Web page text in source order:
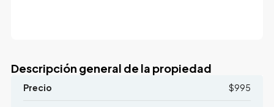
Descripción general de la propiedad
Precio $995